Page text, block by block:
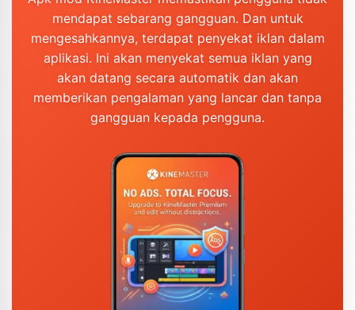
mendapat sebarang gangguan. Dan untuk
mengesahkannya, terdapat penyekat iklan dalam
aplikasi. Ini akan menyekat semua iklan yang
akan datang secara automatik dan akan
memberikan pengalaman yang lancar dan tanpa
gangguan kepada pengguna.